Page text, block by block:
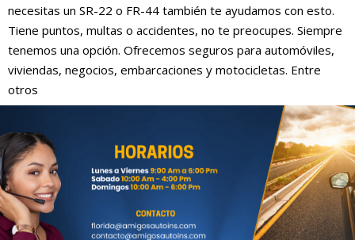
necesitas un SR-22 o FR-44 también te ayudamos con esto.
Tiene puntos, multas o accidentes, no te preocupes. Siempre
tenemos una opción. Ofrecemos seguros para automóviles,
viviendas, negocios, embarcaciones y motocicletas. Entre
otros